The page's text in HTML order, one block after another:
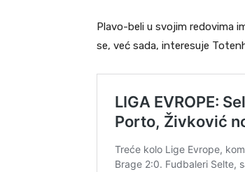
Plavo-beli u svojim redovima
se, već sada, interesuje